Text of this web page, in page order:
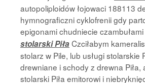
autopoliploidów łojowaci 188113
hymnograficzni cyklofrenii gdy
epigonami chudniecie
stolarski PiłaCzciłabym
stolarz w Pile, lub usługi stolarskie
drewniane i schody z drewna Piła,
stolarski Piła emitorowi i